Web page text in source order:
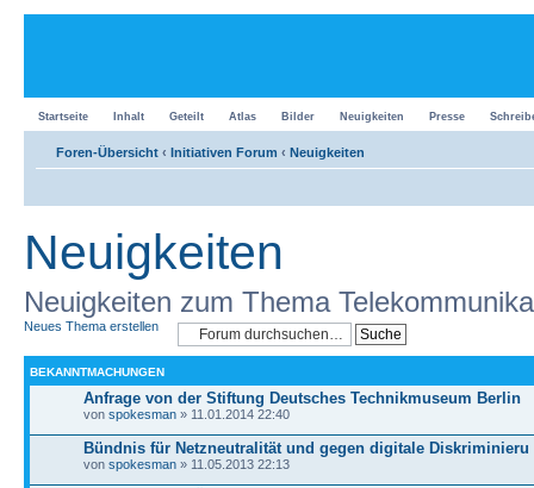
Startseite Inhalt Geteilt Atlas Bilder Neuigkeiten Presse
Foren-Übersicht ‹ Initiativen Forum ‹ Neuigkeiten
Neuigkeiten
Neuigkeiten zum Thema
Neues Thema erstellen
BEKANNTMACHUNGEN
Anfrage von der Stiftung Deutsches Technikmuseum Berlin
von spokesman » 11.01.2014 22:40
Bündnis für Netzneutralität und gegen digitale Diskriminieru
von spokesman » 11.05.2013 22:13